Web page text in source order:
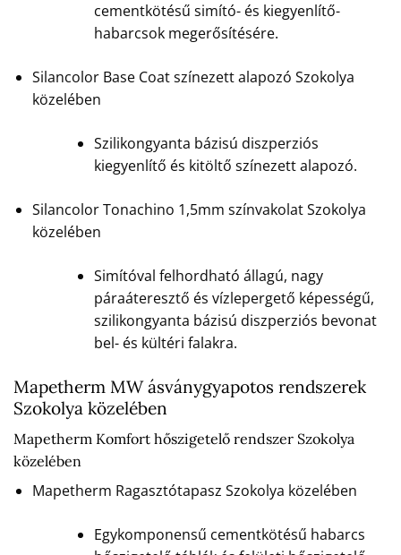
cementkötésű simító- és kiegyenlítő-
habarcsok megerősítésére.
Silancolor Base Coat színezett alapozó Szokolya
közelében
Szilikongyanta bázisú diszperziós
kiegyenlítő és kitöltő színezett alapozó.
Silancolor Tonachino 1,5mm színvakolat Szokolya
közelében
Simítóval felhordható állagú, nagy
páraáteresztő és vízlepergető képességű,
szilikongyanta bázisú diszperziós bevonat
bel- és kültéri falakra.
Mapetherm MW ásványgyapotos rendszerek
Szokolya közelében
Mapetherm Komfort hőszigetelő rendszer Szokolya
közelében
Mapetherm Ragasztótapasz Szokolya közelében
Egykomponensű cementkötésű habarcs